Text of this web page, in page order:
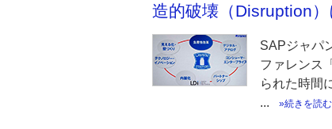
造的破壊（Disruption
SAPジャパ
ファレンス
られた時間
...
続きを読む